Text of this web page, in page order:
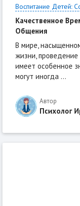
Воспитание Детей:
Качественное
Общения
В мире,
жизни, проведение
имеет особенное
могут иногда ...
Автор
Психолог